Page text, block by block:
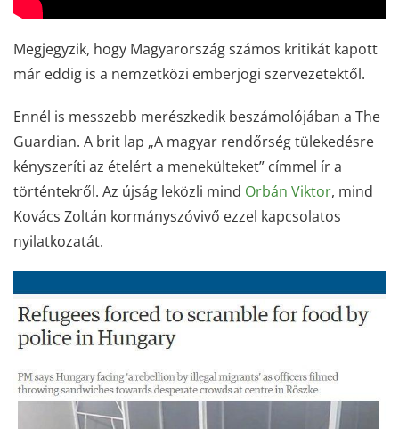
Megjegyzik, hogy Magyarország számos kritikát kapott
már eddig is a nemzetközi emberjogi szervezetektől.
Ennél is messzebb merészkedik beszámolójában a The
Guardian. A brit lap „A magyar rendőrség tülekedésre
kényszeríti az ételért a menekülteket” címmel ír a
történtekről. Az újság leközli mind Orbán Viktor, mind
Kovács Zoltán kormányszóvivő ezzel kapcsolatos
nyilatkozatát.